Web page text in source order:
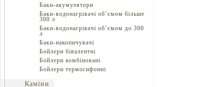
Баки-акумулятори
Баки-водонагрівачі об’ємом більше
300 л
Баки-водонагрівачі об’ємом до 300
л
Баки-накопичувачі
Бойлери бівалентні
Бойлери комбіновані
Бойлери термосифонні
Каміни